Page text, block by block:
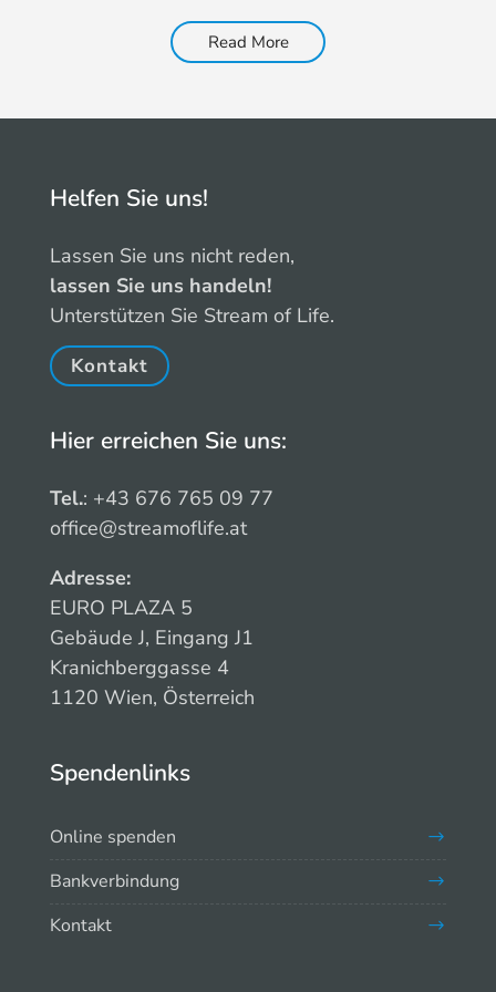
Read More
Helfen Sie uns!
Lassen Sie uns nicht reden,
lassen Sie uns handeln!
Unterstützen Sie Stream of Life.
Kontakt
Hier erreichen Sie uns:
Tel.: +43 676 765 09 77
office@streamoflife.at
Adresse:
EURO PLAZA 5
Gebäude J, Eingang J1
Kranichberggasse 4
1120 Wien, Österreich
Spendenlinks
Online spenden
Bankverbindung
Kontakt